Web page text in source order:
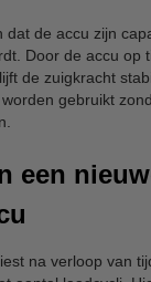
dat de accu zijn
Door de accu op
de zuigkracht
gebruikt
een
na verloop van